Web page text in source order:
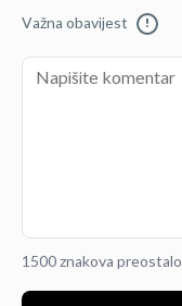
Važna obavijest !
1500 znakova preostalo